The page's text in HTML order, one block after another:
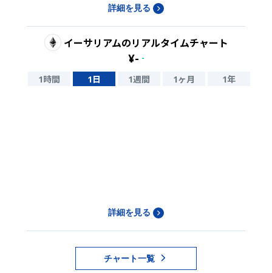
詳細を見る
イーサリアムのリアルタイムチャート
¥- -
1時間 1日 1週間 1ヶ月 1年
詳細を見る
チャート一覧